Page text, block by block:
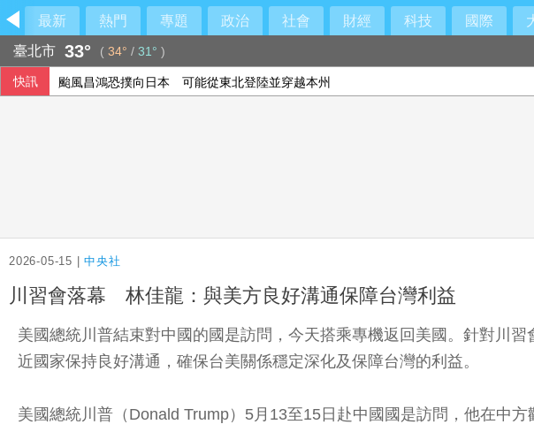
最新 熱門 專題 政治 社會 財經 科技 國際
臺北市 33° ( 34° / 31° )
快訊 颱風昌鴻恐撲向日本 可能從東北登陸並穿越本州
2026-05-15 |中央社
川習會落幕 林佳龍：與美方良好溝通保障台灣利益
美國總統川普結束對中國的國是訪問，今天搭乘專機返回美國。針對川
近國家保持良好溝通，確保台美關係穩定深化及保障台灣的利益。
美國總統川普（Donald Trump）5月13至15日赴中國國是訪問，他在中